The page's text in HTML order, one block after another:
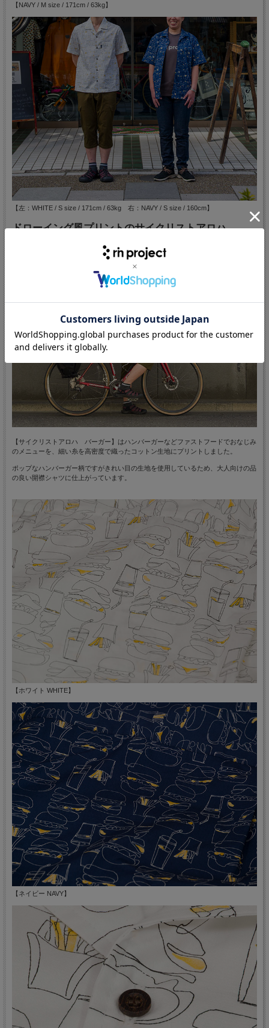
【NAVY / M size / 171cm / 63kg】
【左：WHITE / S size / 171cm / 63kg 右：NAVY / S size / 160cm】
ドローイング風プリントのサイクリストアロハ
【サイクリストアロハ バーガー】はハンバーガーなどファストフードでおなじみ
のメニューを、細い糸を高密度で織ったコットン生地にプリントしました。
ポップなハンバーガー柄ですがきれい目の生地を使用しているため、大人向けの品
の良い開襟シャツに仕上がっています。
【ホワイト WHITE】
【ネイビー NAVY】